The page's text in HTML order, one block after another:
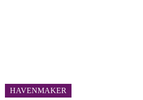
HAVENMAKER